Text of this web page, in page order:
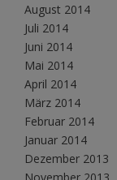
August 2014
Juli 2014
Juni 2014
Mai 2014
April 2014
März 2014
Februar 2014
Januar 2014
Dezember 2013